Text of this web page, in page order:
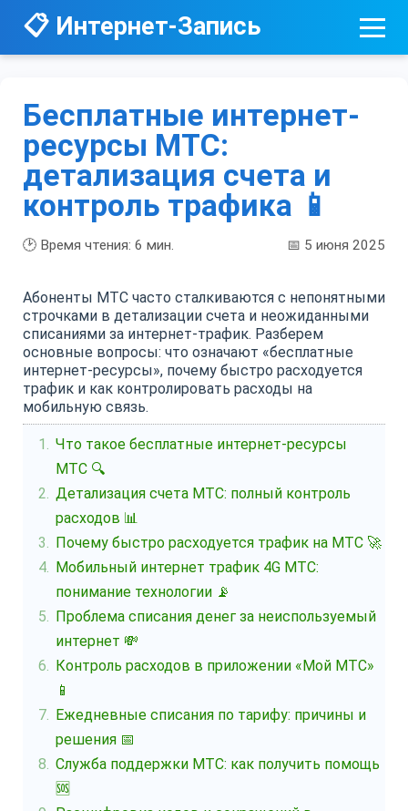
📋 Интернет-Запись
Бесплатные интернет-
ресурсы МТС:
детализация счета и
контроль трафика 📱
🕑 Время чтения: 6 мин. 📅 5 июня 2025
Абоненты МТС часто сталкиваются с непонятными
строчками в детализации счета и неожиданными
списаниями за интернет-трафик. Разберем
основные вопросы: что означают «бесплатные
интернет-ресурсы», почему быстро расходуется
трафик и как контролировать расходы на
мобильную связь.
Что такое бесплатные интернет-ресурсы
МТС 🔍
Детализация счета МТС: полный контроль
расходов 📊
Почему быстро расходуется трафик на МТС 🚀
Мобильный интернет трафик 4G МТС:
понимание технологии 📡
Проблема списания денег за неиспользуемый
интернет 💸
Контроль расходов в приложении «Мой МТС»
📱
Ежедневные списания по тарифу: причины и
решения 📅
Служба поддержки МТС: как получить помощь
🆘